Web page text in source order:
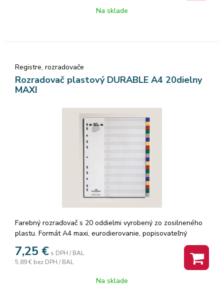
Na sklade
Registre, rozradovače
Rozradovač plastový DURABLE A4 20dielny
MAXI
Farebný rozraďovač s 20 oddielmi vyrobený zo zosilneného
plastu. Formát A4 maxi, eurodierovanie, popisovateľný
papierový titulný list na ľahkú orientáciu v dokumentoch.
Výsledný dokument pôsobí upravene a reprezentatívne.
7,25 € s DPH / BAL
5,89 € bez DPH / BAL
Na sklade